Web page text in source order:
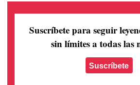
Suscríbete para seguir
sin límites a todas las
Suscríbete